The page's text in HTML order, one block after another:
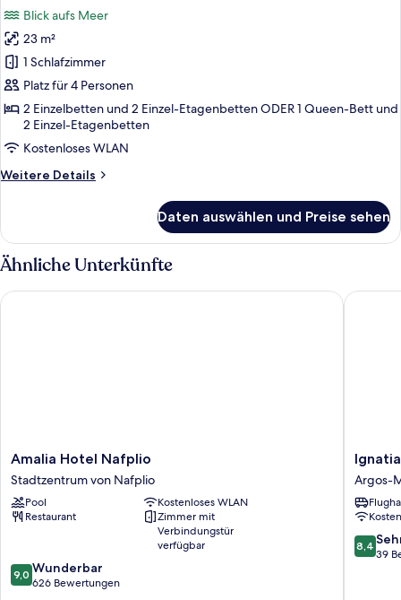
Blick aufs Meer
23 m²
1 Schlafzimmer
Platz für 4 Personen
2 Einzelbetten und 2 Einzel-Etagenbetten ODER 1 Queen-Bett und
2 Einzel-Etagenbetten
Kostenloses WLAN
Weitere Details
Weitere
Zimmer,
Meerblick
Daten auswählen und Preise sehen
Ähnliche Unterkünfte
Amalia
Hotel
Nafplio
Stadtzentrum
von
Amalia Hotel Nafplio
Stadtzentrum von Nafplio
Pool
Kostenloses WLAN
Restaurant
Zimmer mit
Verbindungstür
verfügbar
9.0
von
9,0 Wunderbar
626 Bewertungen
Amalia Hotel Nafplio
Ignatia
Hotel
Argos-
Mykines
Argos-
8.4
von
8,4
39
Ignatia